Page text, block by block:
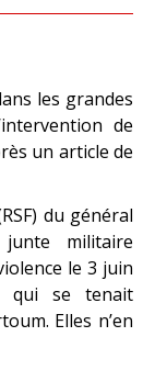
les grandes
de
un article de
du général
militaire
le 3 juin
qui se tenait
Elles n’en